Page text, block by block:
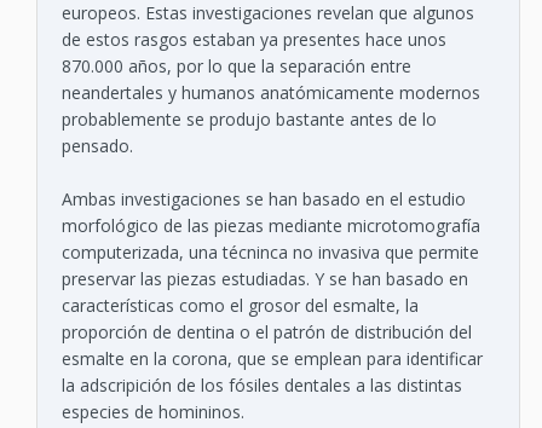
europeos. Estas investigaciones revelan que algunos
de estos rasgos estaban ya presentes hace unos
870.000 años, por lo que la separación entre
neandertales y humanos anatómicamente modernos
probablemente se produjo bastante antes de lo
pensado.
Ambas investigaciones se han basado en el estudio
morfológico de las piezas mediante microtomografía
computerizada, una técninca no invasiva que permite
preservar las piezas estudiadas. Y se han basado en
características como el grosor del esmalte, la
proporción de dentina o el patrón de distribución del
esmalte en la corona, que se emplean para identificar
la adscripición de los fósiles dentales a las distintas
especies de homininos.